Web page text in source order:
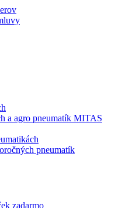
a agro pneumatík MITAS
pneumatík
zadarmo